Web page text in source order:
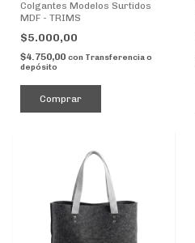
Colgantes Modelos Surtidos
MDF - TRIMS
$5.000,00
$4.750,00 con Transferencia o
depósito
Comprar